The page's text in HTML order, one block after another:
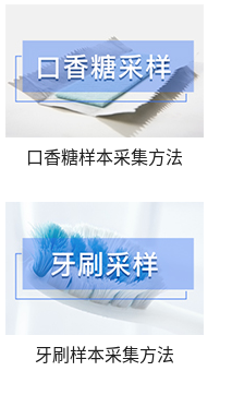
口香糖样本采集方法
牙刷样本采集方法